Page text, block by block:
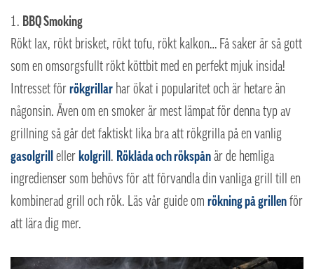
BBQ Smoking
Rökt lax, rökt brisket, rökt tofu, rökt kalkon… Få saker är så gott
som en omsorgsfullt rökt köttbit med en perfekt mjuk insida!
Intresset förrökgrillar har ökat i popularitet och är hetare än
någonsin. Även om en smoker är mest lämpat för denna typ av
grillning så går det faktiskt lika bra att rökgrilla på en vanlig
gasolgrillellerkolgrill. Röklåda och rökspånär de hemliga
ingredienser som behövs för att förvandla din vanliga grill till en
kombinerad grill och rök. Läs vår guide om rökning på grillenför
att lära dig mer.